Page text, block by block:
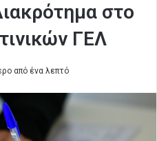
στο
ΓΕΛ
από ένα λεπτό